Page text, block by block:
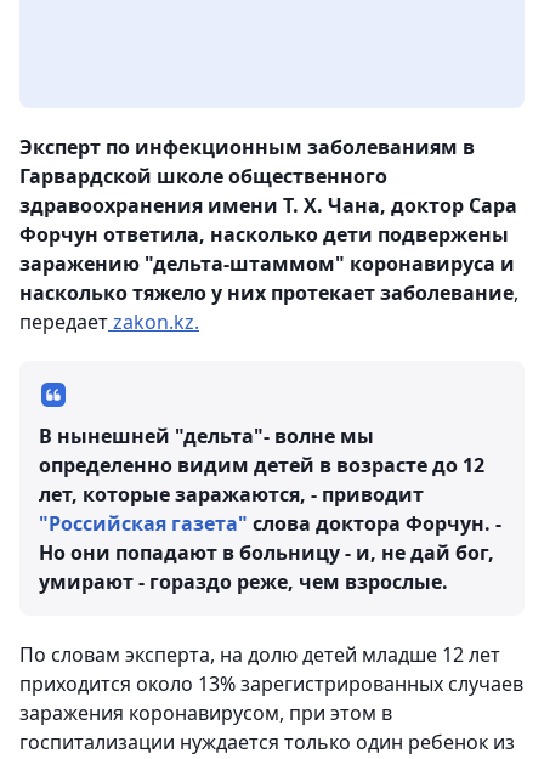
Эксперт по инфекционным заболеваниям в
Гарвардской школе общественного
здравоохранения имени Т. Х. Чана, доктор Сара
Форчун ответила, насколько дети подвержены
заражению "дельта-штаммом" коронавируса и
насколько тяжело у них протекает заболевание,
передаетzakon.kz.
В нынешней "дельта"- волне мы
определенно видим детей в возрасте до 12
лет, которые заражаются, - приводит
"Российская газета" слова доктора Форчун. -
Но они попадают в больницу - и, не дай бог,
умирают - гораздо реже, чем взрослые.
По словам эксперта, на долю детей младше 12 лет
приходится около 13% зарегистрированных случаев
заражения коронавирусом, при этом в
госпитализации нуждается только один ребенок из